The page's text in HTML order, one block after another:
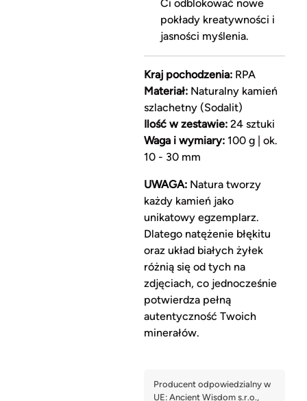
Ci odblokować nowe
pokłady kreatywności i
jasności myślenia.
Kraj pochodzenia:RPA
Materiał:Naturalny kamień
szlachetny (Sodalit)
Ilość w zestawie:24 sztuki
Waga i wymiary:100 g | ok.
10 - 30 mm
UWAGA:Natura tworzy
każdy kamień jako
unikatowy egzemplarz.
Dlatego natężenie błękitu
oraz układ białych żyłek
różnią się od tych na
zdjęciach, co jednocześnie
potwierdza pełną
autentyczność Twoich
minerałów.